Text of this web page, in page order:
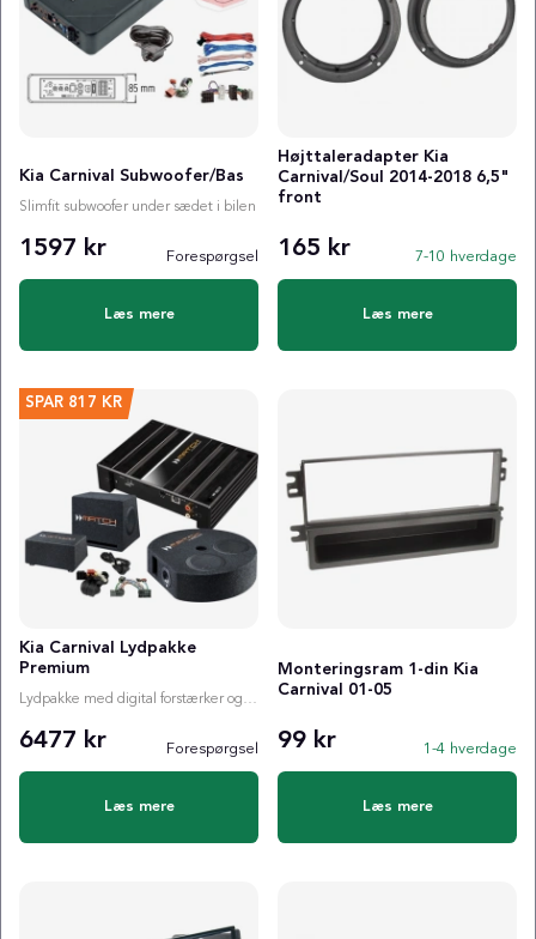
Kia Carnival Subwoofer/Bas
Slimfit subwoofer under sædet i bilen
1597 kr Forespørgsel
Læs mere
Højttaleradapter Kia
Carnival/Soul 2014-2018 6,5"
front
165 kr 7-10 hverdage
Læs mere
SPAR 817 KR
Kia Carnival Lydpakke
Premium
Lydpakke med digital forstærker og valgfri subwoofer
6477 kr Forespørgsel
Læs mere
Monteringsram 1-din Kia
Carnival 01-05
99 kr 1-4 hverdage
Læs mere